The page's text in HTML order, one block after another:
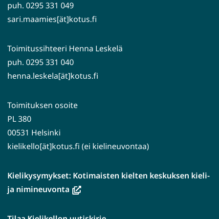
puh. 0295 331 049
sari.maamies[ät]kotus.fi
Toimitussihteeri Henna Leskelä
puh. 0295 331 040
henna.leskela[ät]kotus.fi
Toimituksen osoite
PL 380
00531 Helsinki
kielikello[ät]kotus.fi (ei kielineuvontaa)
Kielikysymykset: Kotimaisten kielten keskuksen kieli-
ja nimineuvonta(avautuu
ikkunaan,